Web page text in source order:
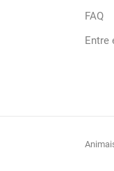
FAQ
Entre